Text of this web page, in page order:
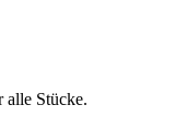
alle Stücke.